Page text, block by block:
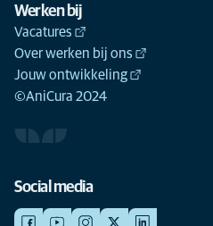
Werken bij
Vacatures
Over werken bij ons
Jouw ontwikkeling
©AniCura 2024
Social media